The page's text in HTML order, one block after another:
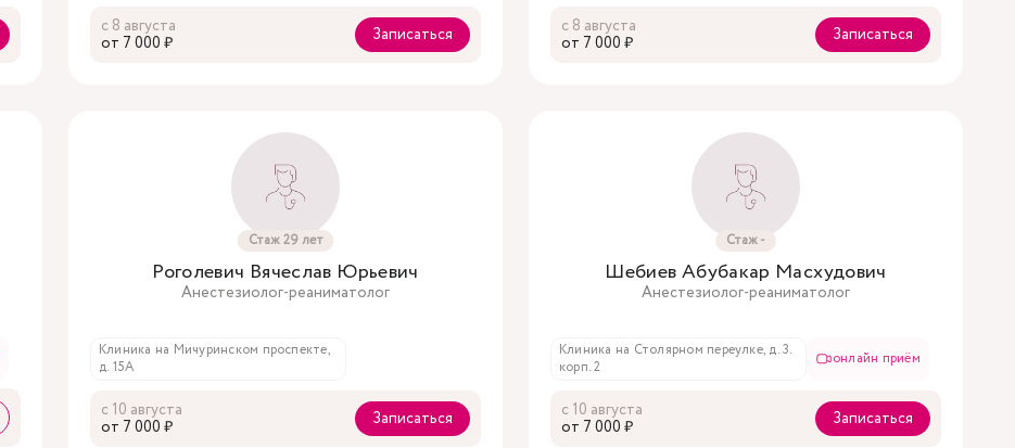
с 8 августа
oт 7 000 ₽
Записаться
с 8 августа
oт 7 000 ₽
Записаться
Стаж 29 лет
Роголевич Вячеслав Юрьевич
Анестезиолог-реаниматолог
Клиника на Мичуринском проспекте,
д. 15А
с 10 августа
oт 7 000 ₽
Записаться
Стаж -
Шебиев Абубакар Масхудович
Анестезиолог-реаниматолог
Клиника на Столярном переулке, д. 3.
корп. 2
онлайн приём
с 10 августа
oт 7 000 ₽
Записаться